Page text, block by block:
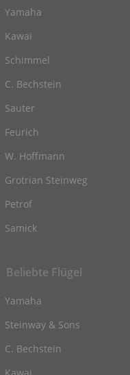
Yamaha
Kawai
Schimmel
C. Bechstein
Sauter
Feurich
W. Hoffmann
Grotrian Steinweg
Petrof
Samick
Beliebte Flügel
Yamaha
Steinway & Sons
C. Bechstein
Kawai